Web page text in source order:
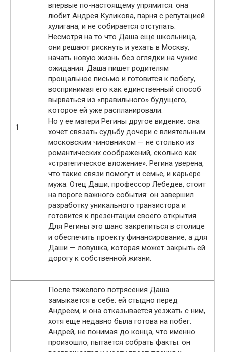
1
впервые по-настоящему упрямится: она
любит Андрея Куликова, парня с репутацией
хулигана, и не собирается отступать.
Несмотря на то что Даша еще школьница,
они решают рискнуть и уехать в Москву,
начать новую жизнь без оглядки на чужие
ожидания. Даша пишет родителям
прощальное письмо и готовится к побегу,
воспринимая его как единственный способ
вырваться из «правильного» будущего,
которое ей уже распланировали.
Но у ее матери Регины другое видение: она
хочет связать судьбу дочери с влиятельным
московским чиновником — не столько из
романтических соображений, сколько как
«стратегическое вложение». Регина уверена,
что такие связи помогут и семье, и карьере
мужа. Отец Даши, профессор Лебедев, стоит
на пороге важного события: он завершил
разработку уникального транзистора и
готовится к презентации своего открытия.
Для Регины это шанс закрепиться в столице
и обеспечить проекту финансирование, а для
Даши — ловушка, которая может закрыть ей
дорогу к собственной жизни.
После тяжелого потрясения Даша
замыкается в себе: ей стыдно перед
Андреем, и она отказывается уезжать с ним,
хотя еще недавно была готова на побег.
Андрей, не понимая до конца, что именно
произошло, пытается собрать факты: он